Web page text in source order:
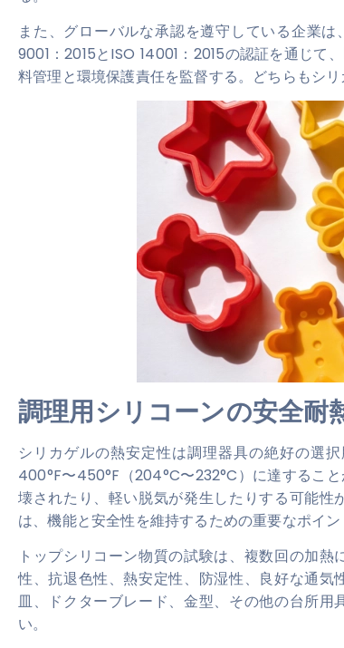
また、グローバルな承認を遵守している企業
9001：2015とISO 14001：2015の認証を通じて
料管理と環境保護責任を監督する。どちらもシ
調理用シリコーンの安全耐
シリカゲルの熱安定性は調理器具の絶好の選
400°F〜450°F（204°C〜232°C）に達するこ
壊されたり、軽い脱気が発生したりする可能
は、機能と安全性を維持するための重要なポイン
トップシリコーン物質の試験は、複数回の加
性、抗退色性、熱安定性、防湿性、良好な通
皿、ドクターブレード、金型、その他の台所
い。